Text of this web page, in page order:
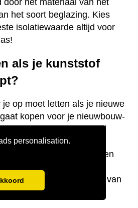
personalisation.
door het materiaal van het
het soort beglazing. Kies
isolatiewaarde altijd voor
als je kunststof
op moet letten als je nieuwe
kopen voor je nieuwbouw-
Wij hebben een aantal
keurmerken van de
je nodig hebt en
bij de aanschaf van